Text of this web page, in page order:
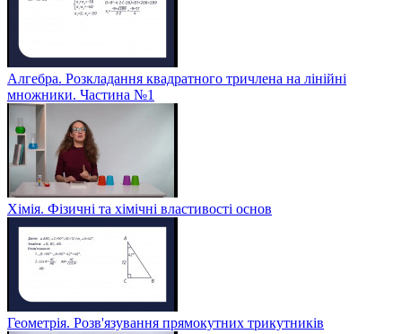
Алгебра. Розкладання квадратного тричлена на лінійні
множники. Частина №1
Хімія. Фізичні та хімічні властивості основ
Геометрія. Розв'язування прямокутних трикутників